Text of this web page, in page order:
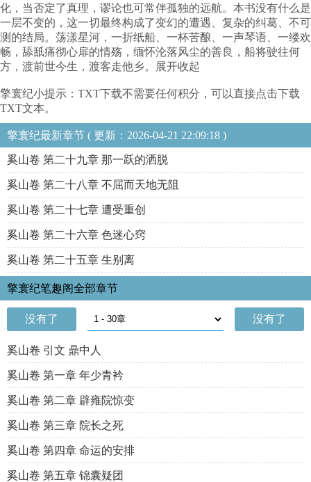
化，当否定了真理，谬论也可常伴孤独的远航。本书没有什么是
一层不变的，这一切最终构成了变幻的遭遇、复杂的纠葛、不可
测的结局。荡漾星河，一折纸船、一杯苦酿、一声琴语、一缕欢
畅，舔舐痛彻心扉的情殇，缅怀沦落风尘的善良，船将驶往何
方，渡前世今生，渡客走他乡。展开收起
擎寰纪小提示：TXT下载不需要任何积分，可以直接点击下载
TXT文本。
擎寰纪最新章节 ( 更新：2026-04-21 22:09:18 )
奚山卷 第二十九章 那一跃的洒脱
奚山卷 第二十八章 不屈而天地无阻
奚山卷 第二十七章 遭受重创
奚山卷 第二十六章 色迷心窍
奚山卷 第二十五章 生别离
擎寰纪笔趣阁全部章节
没有了 没有了
奚山卷 引文 鼎中人
奚山卷 第一章 年少青衿
奚山卷 第二章 辟雍院惊变
奚山卷 第三章 院长之死
奚山卷 第四章 命运的安排
奚山卷 第五章 锦囊疑团